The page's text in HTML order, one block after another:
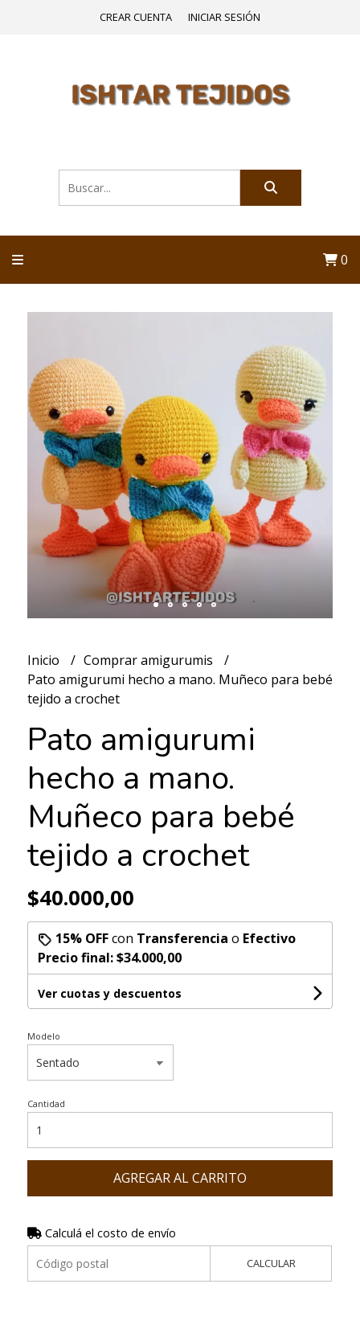
CREAR CUENTA INICIAR SESIÓN
0
Inicio
Comprar amigurumis
Pato amigurumi hecho a mano. Muñeco para bebé
tejido a crochet
Pato amigurumi
hecho a mano.
Muñeco para bebé
tejido a crochet
$40.000,00
15% OFFcon Transferencia o Efectivo
Precio final:$34.000,00
Ver cuotas y descuentos
Modelo
Cantidad
AGREGAR AL CARRITO
Calculá el costo de envío
CALCULAR